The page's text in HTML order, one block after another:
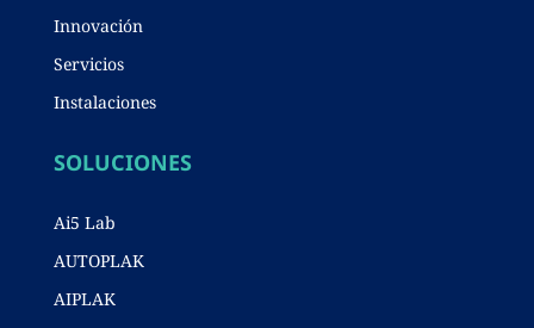
Innovación
Servicios
Instalaciones
SOLUCIONES
Ai5 Lab
AUTOPLAK
AIPLAK